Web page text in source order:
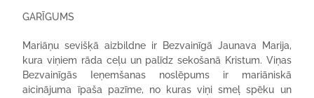
GARĪGUMS
Mariāņu sevišķā aizbildne ir Bezvainīgā Jaunava Marija,
kura viņiem rāda ceļu un palīdz sekošanā Kristum. Viņas
Bezvainīgās Ieņemšanas noslēpums ir mariāniskā
aicinājuma īpaša pazīme, no kuras viņi smeļ spēku un